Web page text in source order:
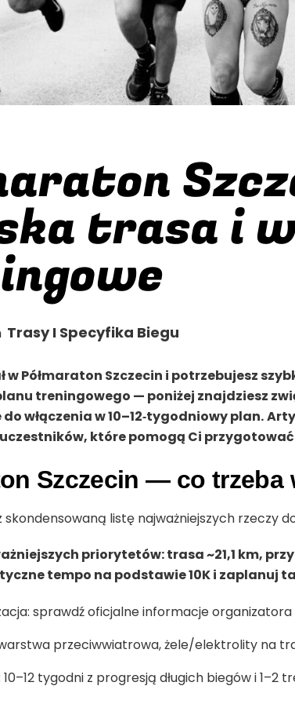
trasa i
Trasy I Specyfika Biegu
w Półmaraton Szczecin i potrzebujesz
treningowego — poniżej znajdziesz
włączenia w 10–12‑tygodniowy plan.
które pomogą Ci
Szczecin — co
skondensowaną listę najważniejszych rzeczy
priorytetów: trasa ~21,1 km,
tempo na podstawie 10K i zaplanuj
sprawdź oficjalne informacje
przeciwwiatrowa, żele/elektrolity na
tygodni z progresją długich biegów i